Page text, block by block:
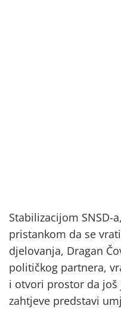
Stabilizacijom SNSD-
pristankom da se
djelovanja, Dragan
političkog partnera,
i otvori prostor da
zahtjeve predstavi